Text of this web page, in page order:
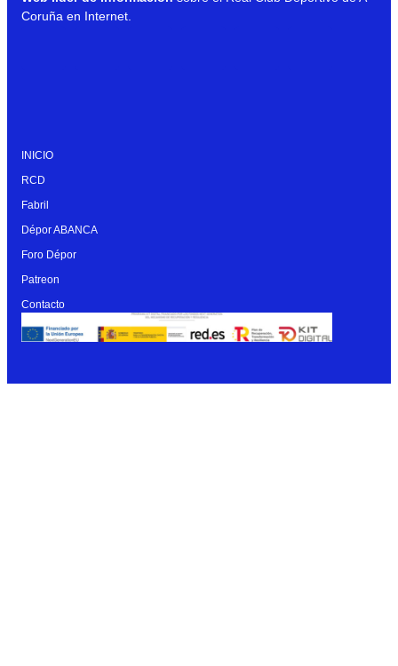
Coruña en Internet.
INICIO
RCD
Fabril
Dépor ABANCA
Foro Dépor
Patreon
Contacto